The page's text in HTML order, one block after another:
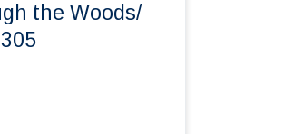
the Woods/